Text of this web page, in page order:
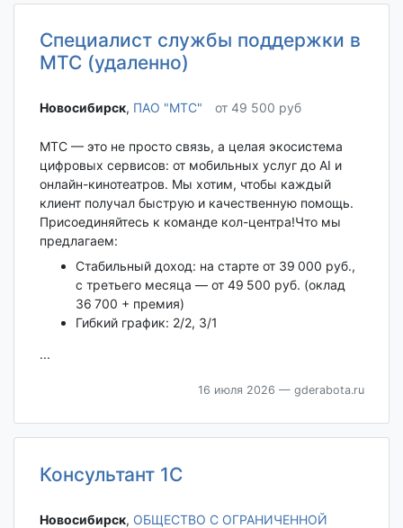
Специалист службы поддержки в
МТС (удаленно)
Новосибирск‎, ПАО "МТС" от 49 500 руб
МТС — это не просто связь, а целая экосистема
цифровых сервисов: от мобильных услуг до AI и
онлайн-кинотеатров. Мы хотим, чтобы каждый
клиент получал быструю и качественную помощь.
Присоединяйтесь к команде кол-центра!Что мы
предлагаем:
Стабильный доход: на старте от 39 000 руб.,
с третьего месяца — от 49 500 руб. (оклад
36 700 + премия)
Гибкий график: 2/2, 3/1
...
16 июля 2026 — gderabota.ru
Консультант 1С
Новосибирск‎, ОБЩЕСТВО С ОГРАНИЧЕННОЙ